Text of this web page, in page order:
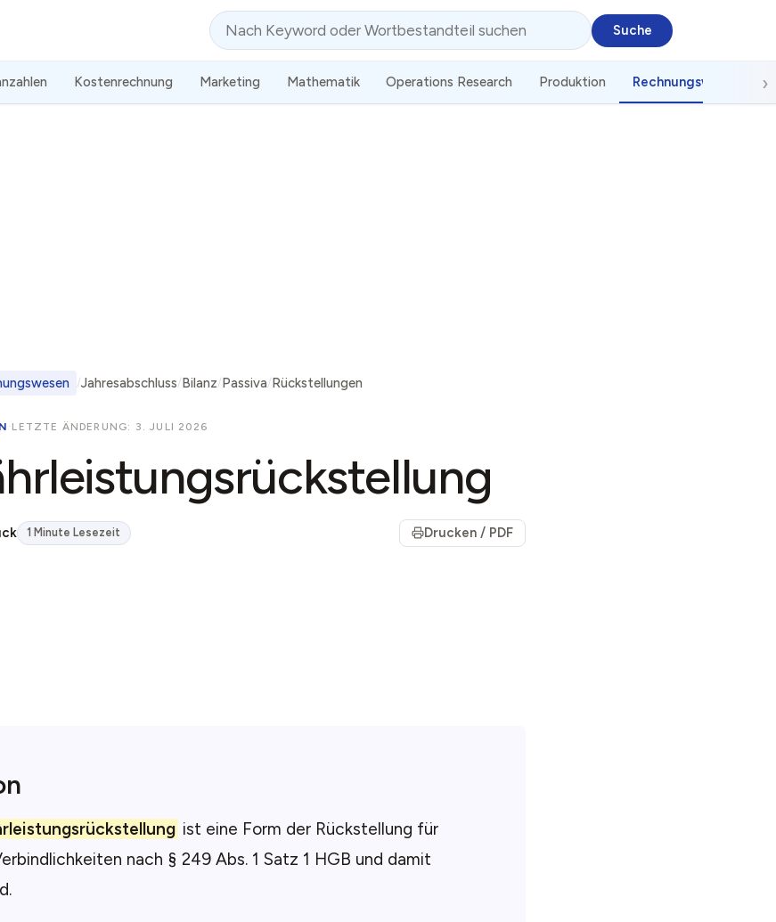
Suche
Kostenrechnung Marketing Mathematik Operations Research Produktion Rechnungswesen
Jahresabschluss Bilanz Passiva Rückstellungen
· LETZTE ÄNDERUNG: 3. JULI 2026
1 Minute Lesezeit Drucken / PDF
ist eine Form der Rückstellung für
nach § 249 Abs. 1 Satz 1 HGB und damit